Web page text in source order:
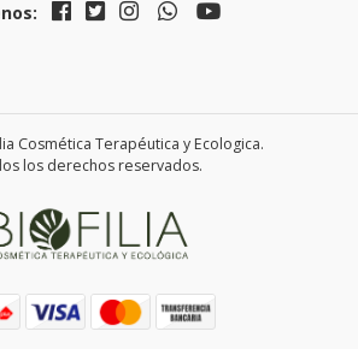
Cosmética Terapéutica y Ecologica.
los derechos reservados.